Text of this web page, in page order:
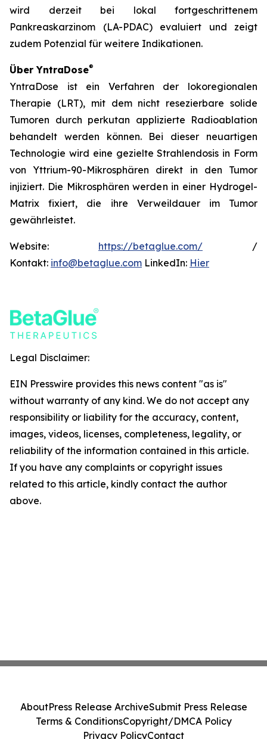
wird derzeit bei lokal fortgeschrittenem
Pankreaskarzinom (LA-PDAC) evaluiert und zeigt
zudem Potenzial für weitere Indikationen.
Über YntraDose®
YntraDose ist ein Verfahren der lokoregionalen
Therapie (LRT), mit dem nicht resezierbare solide
Tumoren durch perkutan applizierte Radioablation
behandelt werden können. Bei dieser neuartigen
Technologie wird eine gezielte Strahlendosis in Form
von Yttrium-90-Mikrosphären direkt in den Tumor
injiziert. Die Mikrosphären werden in einer Hydrogel-
Matrix fixiert, die ihre Verweildauer im Tumor
gewährleistet.
Website: https://betaglue.com/ /
Kontakt: info@betaglue.com LinkedIn: Hier
Legal Disclaimer:
EIN Presswire provides this news content "as is"
without warranty of any kind. We do not accept any
responsibility or liability for the accuracy, content,
images, videos, licenses, completeness, legality, or
reliability of the information contained in this article.
If you have any complaints or copyright issues
related to this article, kindly contact the author
above.
AboutPress Release ArchiveSubmit Press Release
Terms & ConditionsCopyright/DMCA Policy
Privacy PolicyContact